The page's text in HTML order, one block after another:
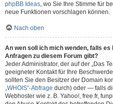
phpBB Ideas, wo Sie Ihre Stimme für
neue Funktionen vorschlagen können.
Nach oben
An wen soll ich mich wenden, falls
Anfragen zu diesem Forum gibt?
Jeder Administrator, der auf der „Das
geeigneter Kontakt für Ihre
sollten Sie den Besitzer der Domain
„WHOIS“-Abfrage durch) oder — falls
Webhoster wie z. B. Yahoo!, free.fr,